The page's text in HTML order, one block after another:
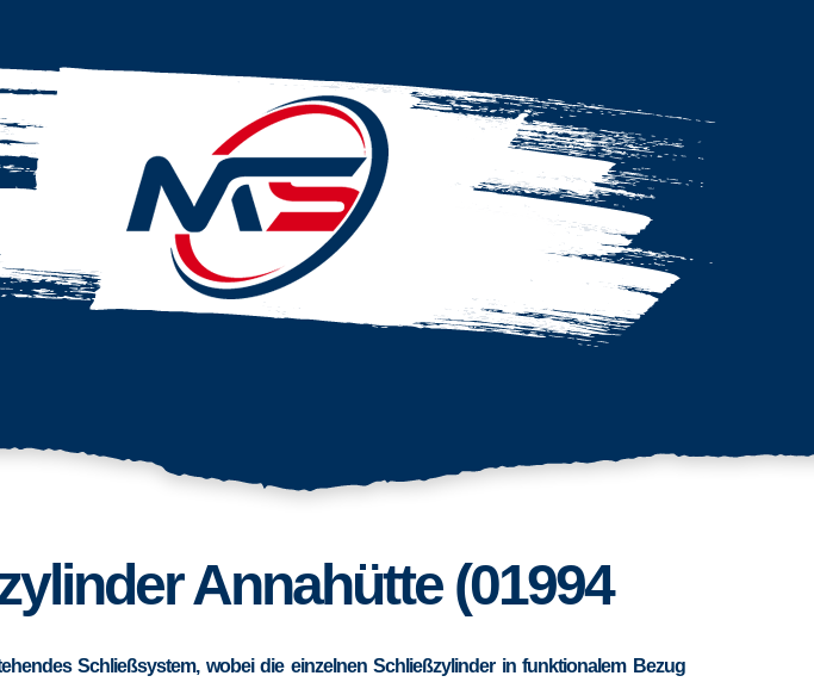
Annahütte (01994
Schließsystem, wobei die einzelnen Schließzylinder in funktionalem Bezug